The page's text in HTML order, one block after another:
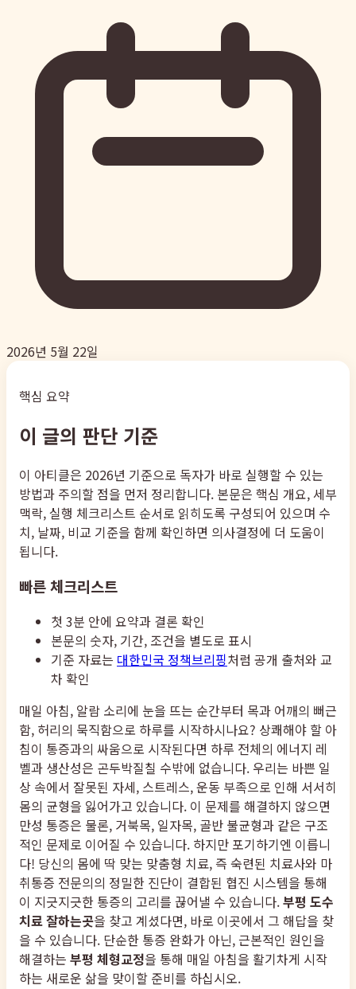
2026년 5월 22일
핵심 요약
이 글의 판단 기준
이 아티클은 2026년 기준으로 독자가 바로 실행할 수 있는
방법과 주의할 점을 먼저 정리합니다. 본문은 핵심 개요, 세부
맥락, 실행 체크리스트 순서로 읽히도록 구성되어 있으며 수
치, 날짜, 비교 기준을 함께 확인하면 의사결정에 더 도움이
됩니다.
빠른 체크리스트
첫 3분 안에 요약과 결론 확인
본문의 숫자, 기간, 조건을 별도로 표시
기준 자료는 대한민국 정책브리핑처럼 공개 출처와 교
차 확인
매일 아침, 알람 소리에 눈을 뜨는 순간부터 목과 어깨의 뻐근
함, 허리의 묵직함으로 하루를 시작하시나요? 상쾌해야 할 아
침이 통증과의 싸움으로 시작된다면 하루 전체의 에너지 레
벨과 생산성은 곤두박질칠 수밖에 없습니다. 우리는 바쁜 일
상 속에서 잘못된 자세, 스트레스, 운동 부족으로 인해 서서히
몸의 균형을 잃어가고 있습니다. 이 문제를 해결하지 않으면
만성 통증은 물론, 거북목, 일자목, 골반 불균형과 같은 구조
적인 문제로 이어질 수 있습니다. 하지만 포기하기엔 이릅니
다! 당신의 몸에 딱 맞는 맞춤형 치료, 즉 숙련된 치료사와 마
취통증 전문의의 정밀한 진단이 결합된 협진 시스템을 통해
이 지긋지긋한 통증의 고리를 끊어낼 수 있습니다.부평 도수
치료 잘하는곳을 찾고 계셨다면, 바로 이곳에서 그 해답을 찾
을 수 있습니다. 단순한 통증 완화가 아닌, 근본적인 원인을
해결하는 부평 체형교정을 통해 매일 아침을 활기차게 시작
하는 새로운 삶을 맞이할 준비를 하십시오.